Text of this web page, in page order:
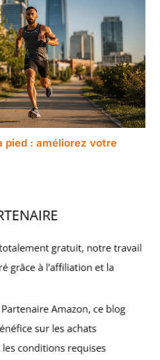
pied : améliorez votre